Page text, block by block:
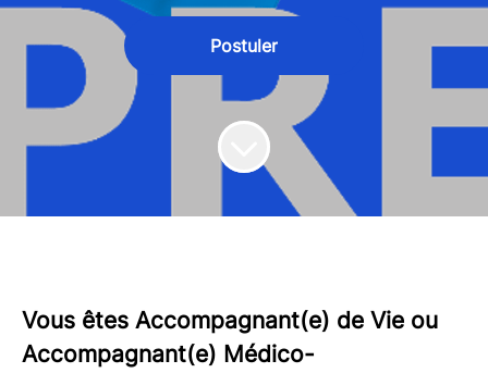
Postuler
Vous êtes Accompagnant(e) de Vie ou
Accompagnant(e) Médico-